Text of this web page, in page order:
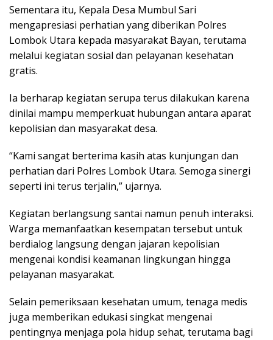
Sementara itu, Kepala Desa Mumbul Sari
mengapresiasi perhatian yang diberikan Polres
Lombok Utara kepada masyarakat Bayan, terutama
melalui kegiatan sosial dan pelayanan kesehatan
gratis.
Ia berharap kegiatan serupa terus dilakukan karena
dinilai mampu memperkuat hubungan antara aparat
kepolisian dan masyarakat desa.
“Kami sangat berterima kasih atas kunjungan dan
perhatian dari Polres Lombok Utara. Semoga sinergi
seperti ini terus terjalin,” ujarnya.
Kegiatan berlangsung santai namun penuh interaksi.
Warga memanfaatkan kesempatan tersebut untuk
berdialog langsung dengan jajaran kepolisian
mengenai kondisi keamanan lingkungan hingga
pelayanan masyarakat.
Selain pemeriksaan kesehatan umum, tenaga medis
juga memberikan edukasi singkat mengenai
pentingnya menjaga pola hidup sehat, terutama bagi